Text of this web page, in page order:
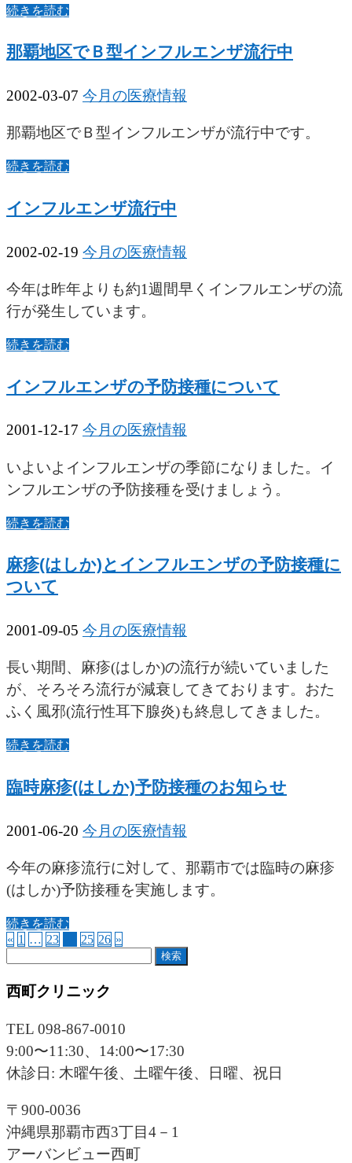
続きを読む
那覇地区でＢ型インフルエンザ流行中
2002-03-07 今月の医療情報
那覇地区でＢ型インフルエンザが流行中です。
続きを読む
インフルエンザ流行中
2002-02-19 今月の医療情報
今年は昨年よりも約1週間早くインフルエンザの流
行が発生しています。
続きを読む
インフルエンザの予防接種について
2001-12-17 今月の医療情報
いよいよインフルエンザの季節になりました。イ
ンフルエンザの予防接種を受けましょう。
続きを読む
麻疹(はしか)とインフルエンザの予防接種に
ついて
2001-09-05 今月の医療情報
長い期間、麻疹(はしか)の流行が続いていました
が、そろそろ流行が減衰してきております。おた
ふく風邪(流行性耳下腺炎)も終息してきました。
続きを読む
臨時麻疹(はしか)予防接種のお知らせ
2001-06-20 今月の医療情報
今年の麻疹流行に対して、那覇市では臨時の麻疹
(はしか)予防接種を実施します。
続きを読む
« 1 … 23 25 26 »
西町クリニック
TEL 098-867-0010
9:00〜11:30、14:00〜17:30
休診日: 木曜午後、土曜午後、日曜、祝日
〒900-0036
沖縄県那覇市西3丁目4－1
アーバンビュー西町